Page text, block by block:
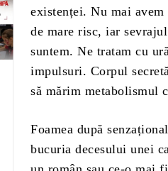
existenței. Nu mai
de mare risc, iar
suntem. Ne tratam cu
impulsuri. Corpul
să mărim metabolismul
Foamea după
bucuria decesului unei